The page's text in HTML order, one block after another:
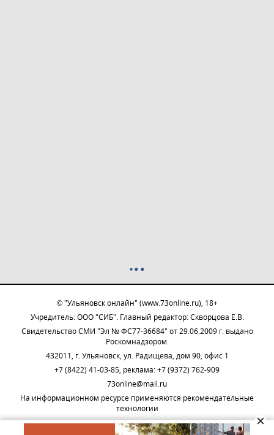
© "Ульяновск онлайн" (www.73online.ru), 18+
Учредитель: ООО "СИБ". Главный редактор: Скворцова Е.В.
Свидетельство СМИ "Эл № ФС77-36684" от 29.06.2009 г. выдано
Роскомнадзором.
432011, г. Ульяновск, ул. Радищева, дом 90, офис 1
+7 (8422) 41-03-85, реклама: +7 (9372) 762-909
73online@mail.ru
На информационном ресурсе применяются рекомендательные
технологии